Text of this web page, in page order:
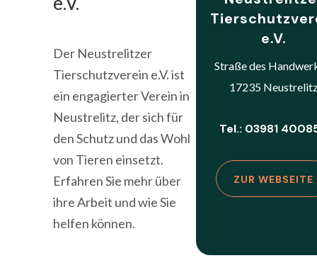
Der Neustrelitzer
Tierschutzverein e.V. ist
ein engagierter Verein in
Neustrelitz, der sich für
den Schutz und das Wohl
von Tieren einsetzt.
Erfahren Sie mehr über
ihre Arbeit und wie Sie
helfen können.
e.V.
Straße des
17235
Tel.: 03981
ZUR WEBSEITE